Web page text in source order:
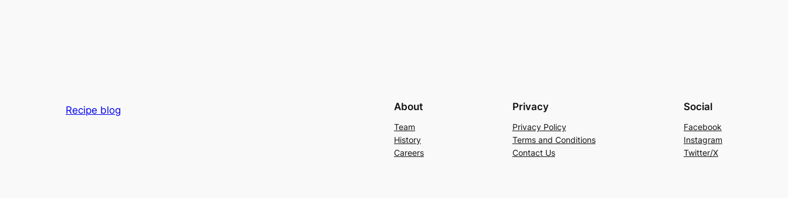
Recipe blog About
Team
History
Careers
Privacy
Privacy Policy
Terms and Conditions
Contact Us
Social
Facebook
Instagram
Twitter/X